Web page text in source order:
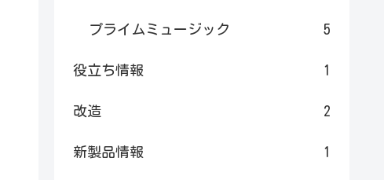
プライムミュージック 5
役立ち情報 1
改造 2
新製品情報 1